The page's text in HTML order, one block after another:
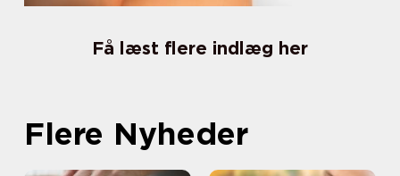
Få læst flere indlæg her
Flere Nyheder